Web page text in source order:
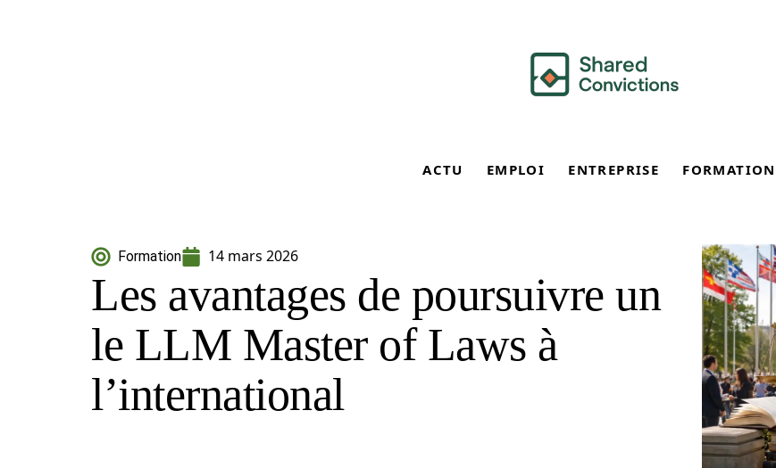
ACTU EMPLOI ENTREPRISE FORMATION
Formation 14 mars 2026
Les avantages de poursuivre un
le LLM Master of Laws à
l’international